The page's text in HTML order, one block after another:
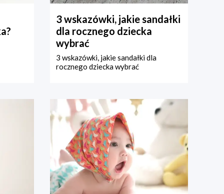
3 wskazówki, jakie sandałki
dla rocznego dziecka
wybrać
3 wskazówki, jakie sandałki dla
rocznego dziecka wybrać